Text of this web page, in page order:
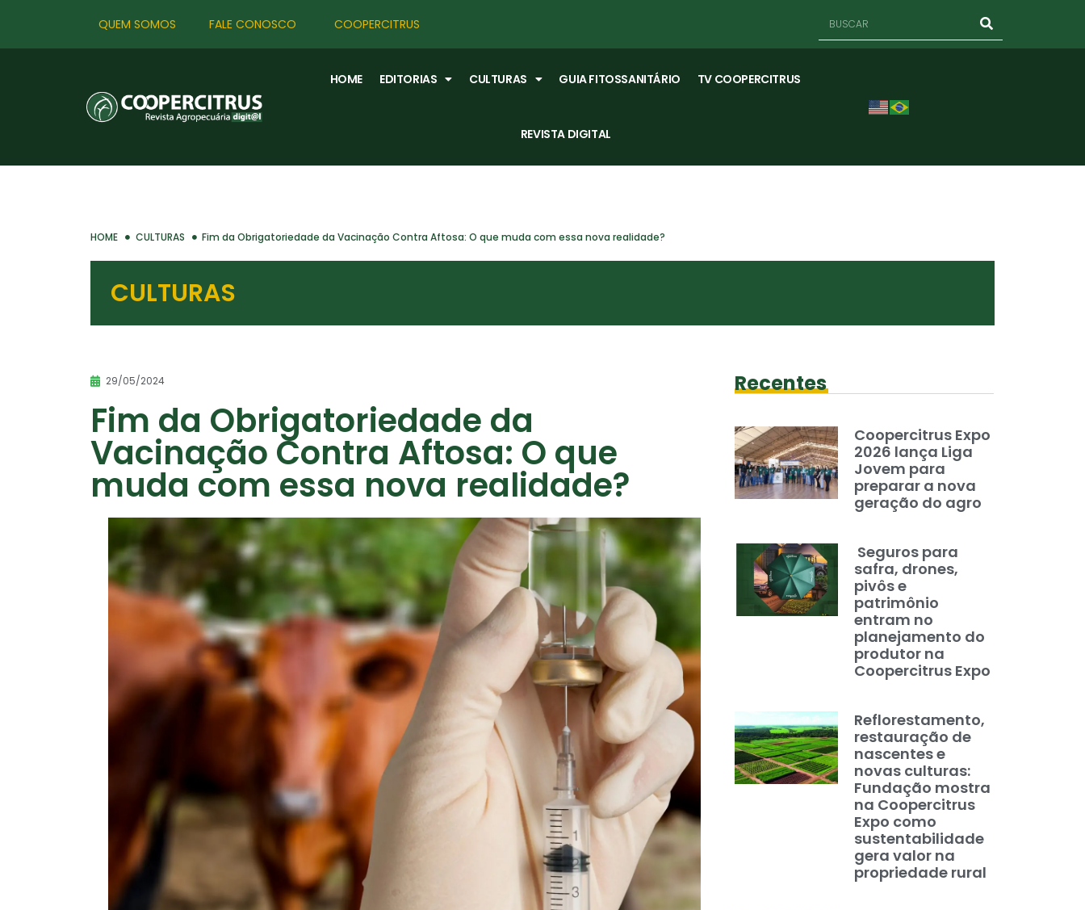
QUEM SOMOS FALE CONOSCO COOPERCITRUS
HOME EDITORIAS CULTURAS GUIA FITOSSANITÁRIO TV COOPERCITRUS
REVISTA DIGITAL
HOME CULTURAS Fim da Obrigatoriedade da Vacinação Contra Aftosa: O que muda com essa nova realidade?
CULTURAS
29/05/2024
Fim da Obrigatoriedade da
Vacinação Contra Aftosa: O que
muda com essa nova realidade?
Recentes
Coopercitrus Expo
2026 lança Liga
Jovem para
preparar a nova
geração do agro
Seguros para
safra, drones,
pivôs e
patrimônio
entram no
planejamento do
produtor na
Coopercitrus Expo
Reflorestamento,
restauração de
nascentes e
novas culturas:
Fundação mostra
na Coopercitrus
Expo como
sustentabilidade
gera valor na
propriedade rural